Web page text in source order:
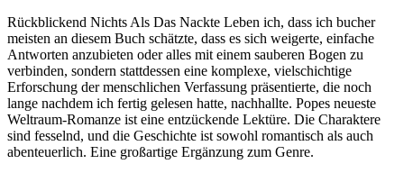
Rückblickend Nichts Als Das Nackte Leben ich, dass ich bucher
meisten an diesem Buch schätzte, dass es sich weigerte, einfache
Antworten anzubieten oder alles mit einem sauberen Bogen zu
verbinden, sondern stattdessen eine komplexe, vielschichtige
Erforschung der menschlichen Verfassung präsentierte, die noch
lange nachdem ich fertig gelesen hatte, nachhallte. Popes neueste
Weltraum-Romanze ist eine entzückende Lektüre. Die Charaktere
sind fesselnd, und die Geschichte ist sowohl romantisch als auch
abenteuerlich. Eine großartige Ergänzung zum Genre.